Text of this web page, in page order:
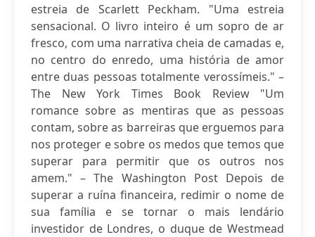
estreia de Scarlett Peckham. "Uma estreia
sensacional. O livro inteiro é um sopro de ar
fresco, com uma narrativa cheia de camadas e,
no centro do enredo, uma história de amor
entre duas pessoas totalmente verossímeis." –
The New York Times Book Review "Um
romance sobre as mentiras que as pessoas
contam, sobre as barreiras que erguemos para
nos proteger e sobre os medos que temos que
superar para permitir que os outros nos
amem." – The Washington Post Depois de
superar a ruína financeira, redimir o nome de
sua família e se tornar o mais lendário
investidor de Londres, o duque de Westmead